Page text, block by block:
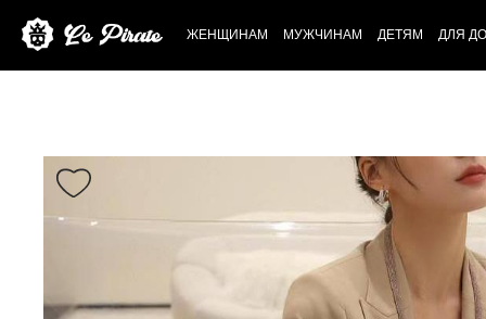
ЖЕНЩИНАМ МУЖЧИНАМ ДЕТЯМ ДЛЯ